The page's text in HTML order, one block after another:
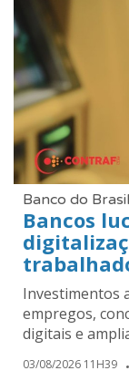
Banco do Brasil
Bancos
Investimentos
empregos,
digitais e
03/08/2026 11H39